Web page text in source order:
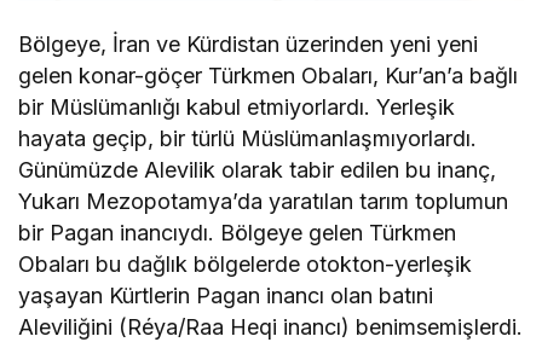
Bölgeye, İran ve Kürdistan üzerinden yeni yeni
gelen konar-göçer Türkmen Obaları, Kur’an’a bağlı
bir Müslümanlığı kabul etmiyorlardı. Yerleşik
hayata geçip, bir türlü Müslümanlaşmıyorlardı.
Günümüzde Alevilik olarak tabir edilen bu inanç,
Yukarı Mezopotamya’da yaratılan tarım toplumun
bir Pagan inancıydı. Bölgeye gelen Türkmen
Obaları bu dağlık bölgelerde otokton-yerleşik
yaşayan Kürtlerin Pagan inancı olan batıni
Aleviliğini (Réya/Raa Heqi inancı) benimsemişlerdi.